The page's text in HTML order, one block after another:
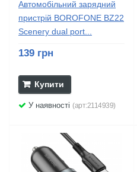
Автомобільний зарядний
пристрій BOROFONE BZ22
Scenery dual port...
139 грн
Купити
У наявності (арт:2114939)